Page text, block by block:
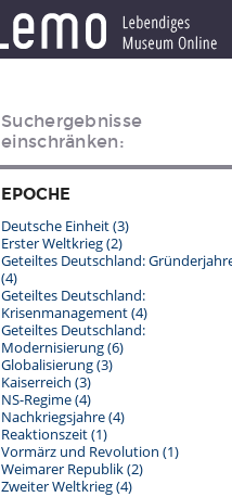
Suchergebnisse
einschränken:
EPOCHE
Deutsche Einheit(3)
Erster Weltkrieg(2)
Geteiltes Deutschland:
(4)
Geteiltes Deutschland:
Krisenmanagement(4)
Geteiltes Deutschland:
Modernisierung(6)
Globalisierung(3)
Kaiserreich (3)
NS-Regime(4)
Nachkriegsjahre(4)
Reaktionszeit(1)
Vormärz und Revolution (1)
Weimarer Republik(2)
Zweiter Weltkrieg(4)